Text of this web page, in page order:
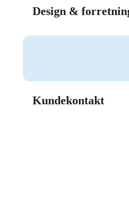
Design &
Kundekontakt